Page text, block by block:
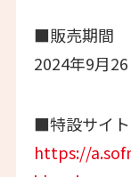
■販売期間
2024年9月
■特設サイト
https://